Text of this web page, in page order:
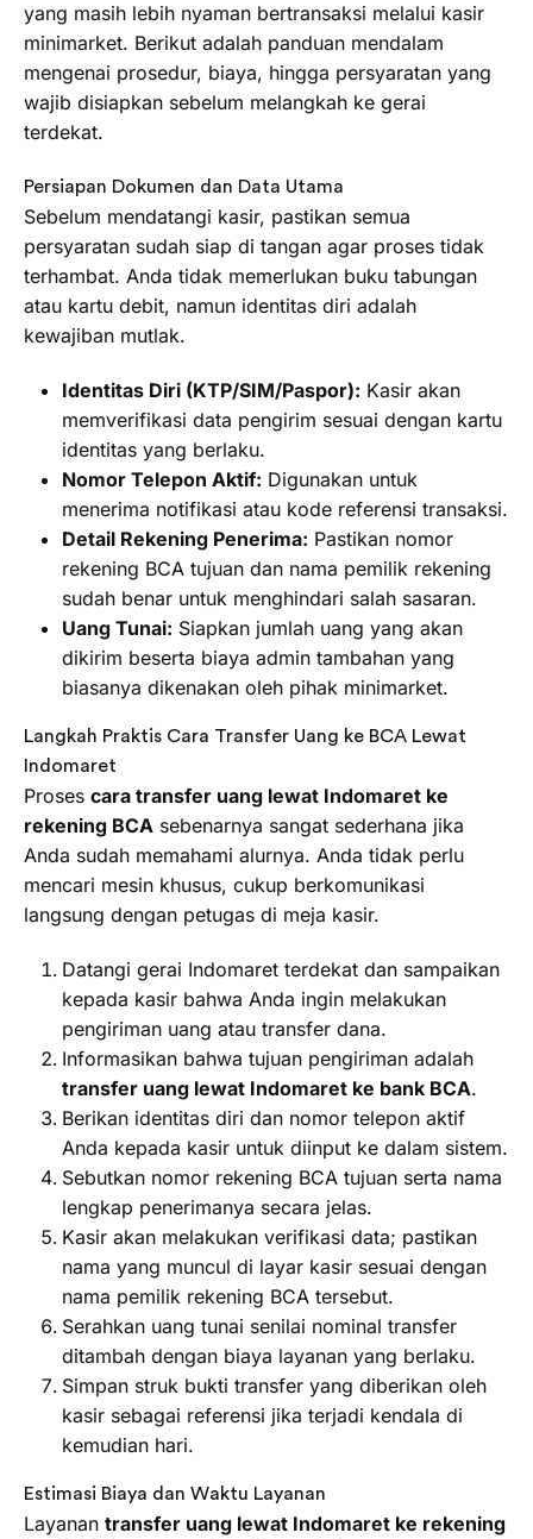
yang masih lebih nyaman bertransaksi melalui kasir
minimarket. Berikut adalah panduan mendalam
mengenai prosedur, biaya, hingga persyaratan yang
wajib disiapkan sebelum melangkah ke gerai
terdekat.
Persiapan Dokumen dan Data Utama
Sebelum mendatangi kasir, pastikan semua
persyaratan sudah siap di tangan agar proses tidak
terhambat. Anda tidak memerlukan buku tabungan
atau kartu debit, namun identitas diri adalah
kewajiban mutlak.
Identitas Diri (KTP/SIM/Paspor): Kasir akan
memverifikasi data pengirim sesuai dengan kartu
identitas yang berlaku.
Nomor Telepon Aktif: Digunakan untuk
menerima notifikasi atau kode referensi transaksi.
Detail Rekening Penerima: Pastikan nomor
rekening BCA tujuan dan nama pemilik rekening
sudah benar untuk menghindari salah sasaran.
Uang Tunai: Siapkan jumlah uang yang akan
dikirim beserta biaya admin tambahan yang
biasanya dikenakan oleh pihak minimarket.
Langkah Praktis Cara Transfer Uang ke BCA Lewat
Indomaret
Proses cara transfer uang lewat Indomaret ke
rekening BCA sebenarnya sangat sederhana jika
Anda sudah memahami alurnya. Anda tidak perlu
mencari mesin khusus, cukup berkomunikasi
langsung dengan petugas di meja kasir.
Datangi gerai Indomaret terdekat dan sampaikan
kepada kasir bahwa Anda ingin melakukan
pengiriman uang atau transfer dana.
Informasikan bahwa tujuan pengiriman adalah
transfer uang lewat Indomaret ke bank BCA.
Berikan identitas diri dan nomor telepon aktif
Anda kepada kasir untuk diinput ke dalam sistem.
Sebutkan nomor rekening BCA tujuan serta nama
lengkap penerimanya secara jelas.
Kasir akan melakukan verifikasi data; pastikan
nama yang muncul di layar kasir sesuai dengan
nama pemilik rekening BCA tersebut.
Serahkan uang tunai senilai nominal transfer
ditambah dengan biaya layanan yang berlaku.
Simpan struk bukti transfer yang diberikan oleh
kasir sebagai referensi jika terjadi kendala di
kemudian hari.
Estimasi Biaya dan Waktu Layanan
Layanan transfer uang lewat Indomaret ke rekening